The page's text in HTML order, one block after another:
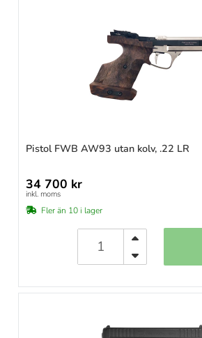
Pistol FWB AW93 utan kolv, .22 LR
34 700 kr
inkl. moms
Fler än 10 i lager